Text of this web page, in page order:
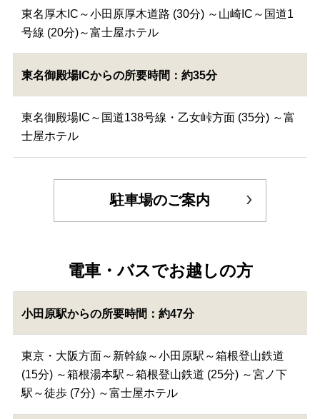
東名厚木IC～小田原厚木道路 (30分) ～山崎IC～国道1
号線 (20分)～富士屋ホテル
東名御殿場ICからの所要時間：約35分
東名御殿場IC～国道138号線・乙女峠方面 (35分) ～富
士屋ホテル
駐車場のご案内
電車・バスでお越しの方
小田原駅からの所要時間：約47分
東京・大阪方面～新幹線～小田原駅～箱根登山鉄道
(15分) ～箱根湯本駅～箱根登山鉄道 (25分) ～宮ノ下
駅～徒歩 (7分) ～富士屋ホテル